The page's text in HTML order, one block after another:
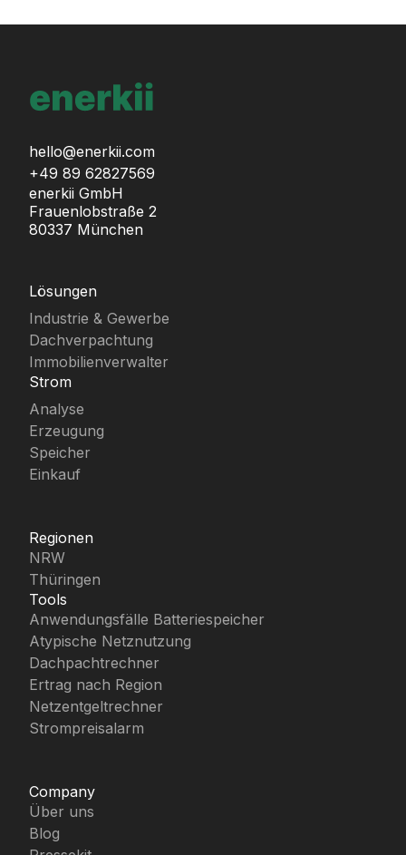
hello@enerkii.com
+49 89 62827569
enerkii GmbH
Frauenlobstraße 2
80337 München
Lösungen
Industrie & Gewerbe
Dachverpachtung
Immobilienverwalter
Strom
Analyse
Erzeugung
Speicher
Einkauf
Regionen
NRW
Thüringen
Tools
Anwendungsfälle Batteriespeicher
Atypische Netznutzung
Dachpachtrechner
Ertrag nach Region
Netzentgeltrechner
Strompreisalarm
Company
Über uns
Blog